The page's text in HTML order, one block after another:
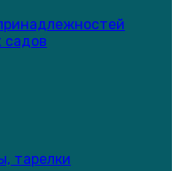
садов
тарелки